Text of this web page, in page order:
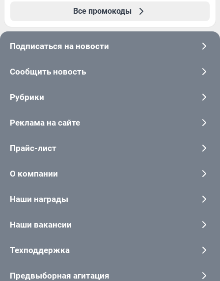
Все промокоды
Подписаться на новости
Сообщить новость
Рубрики
Реклама на сайте
Прайс-лист
О компании
Наши награды
Наши вакансии
Техподдержка
Предвыборная агитация